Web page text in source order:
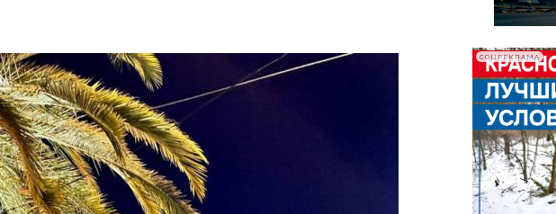
СОЦРЕКЛАМА